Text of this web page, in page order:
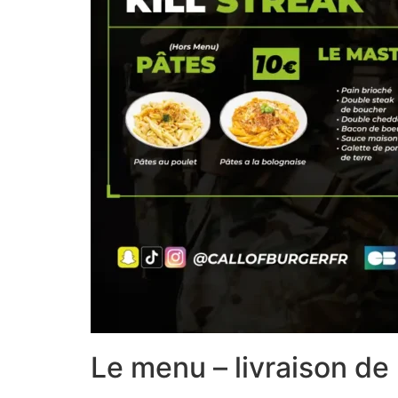
Le menu – livraison